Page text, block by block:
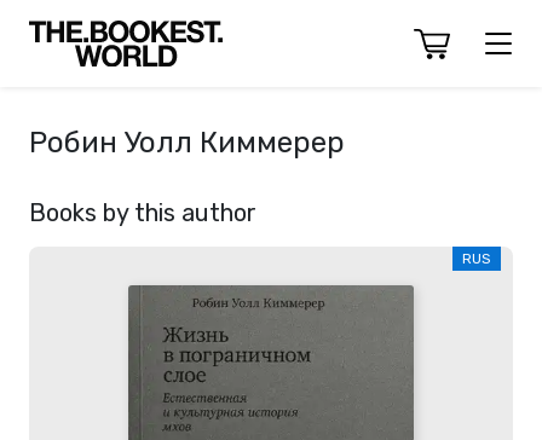
Робин Уолл Киммерер
Books by this author
RUS